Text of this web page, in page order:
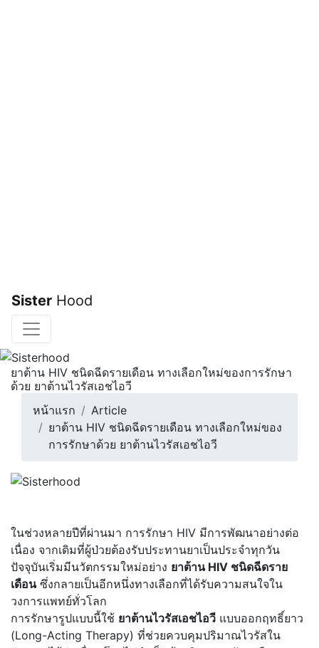
Sister Hood
ยาต้าน HIV ชนิดฉีดรายเดือน ทางเลือกใหม่ของการรักษา
ด้วย ยาต้านไวรัสเอชไอวี
หน้าแรก
Article
ยาต้าน HIV ชนิดฉีดรายเดือน ทางเลือกใหม่ของ
การรักษาด้วย ยาต้านไวรัสเอชไอวี
ในช่วงหลายปีที่ผ่านมา การรักษา HIV มีการพัฒนาอย่างต่อ
เนื่อง จากเดิมที่ผู้ป่วยต้องรับประทานยาเป็นประจำทุกวัน
ปัจจุบันเริ่มมีนวัตกรรมใหม่อย่าง ยาต้าน HIV ชนิดฉีดราย
เดือนซึ่งกลายเป็นอีกหนึ่งทางเลือกที่ได้รับความสนใจใน
วงการแพทย์ทั่วโลก
การรักษารูปแบบนี้ใช้ ยาต้านไวรัสเอชไอวี แบบออกฤทธิ์ยาว
(Long-Acting Therapy) ที่ช่วยควบคุมปริมาณไวรัสใน